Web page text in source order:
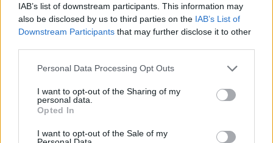
IAB’s list of downstream participants. This information may
also be disclosed by us to third parties on the IAB’s List of
Downstream Participants that may further disclose it to other
Please note that this website/app uses one or more Google
not limited to your visit or usage behaviour. You may click to
grant or deny consent to Google and its third-party tags to
use your data for below specified purposes in below Google
consent section.
Personal Data Processing Opt Outs
I want to opt-out of the Sharing of my
personal data.
Opted In
I want to opt-out of the Sale of my
2023. március 24.